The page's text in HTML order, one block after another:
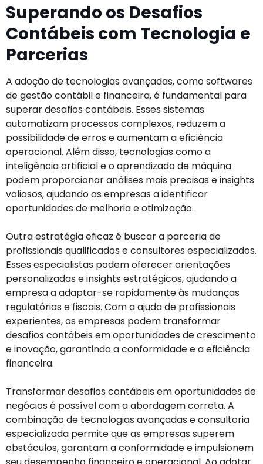
Superando os Desafios
Contábeis com Tecnologia e
Parcerias
A adoção de tecnologias avançadas, como softwares
de gestão contábil e financeira, é fundamental para
superar desafios contábeis. Esses sistemas
automatizam processos complexos, reduzem a
possibilidade de erros e aumentam a eficiência
operacional. Além disso, tecnologias como a
inteligência artificial e o aprendizado de máquina
podem proporcionar análises mais precisas e insights
valiosos, ajudando as empresas a identificar
oportunidades de melhoria e otimização.
Outra estratégia eficaz é buscar a parceria de
profissionais qualificados e consultores especializados.
Esses especialistas podem oferecer orientações
personalizadas e insights estratégicos, ajudando a
empresa a adaptar-se rapidamente às mudanças
regulatórias e fiscais. Com a ajuda de profissionais
experientes, as empresas podem transformar
desafios contábeis em oportunidades de crescimento
e inovação, garantindo a conformidade e a eficiência
financeira.
Transformar desafios contábeis em oportunidades de
negócios é possível com a abordagem correta. A
combinação de tecnologias avançadas e consultoria
especializada permite que as empresas superem
obstáculos, garantam a conformidade e impulsionem